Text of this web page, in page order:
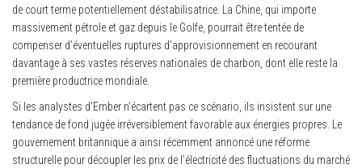
de court terme potentiellement déstabilisatrice. La Chine, qui importe
massivement pétrole et gaz depuis le Golfe, pourrait être tentée de
compenser d’éventuelles ruptures d’approvisionnement en recourant
davantage à ses vastes réserves nationales de charbon, dont elle reste la
première productrice mondiale.
Si les analystes d’Ember n’écartent pas ce scénario, ils insistent sur une
tendance de fond jugée irréversiblement favorable aux énergies propres. Le
gouvernement britannique a ainsi récemment annoncé une réforme
structurelle pour découpler les prix de l’électricité des fluctuations du marché